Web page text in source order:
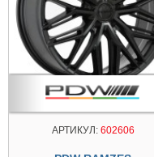
АРТИКУЛ:602606